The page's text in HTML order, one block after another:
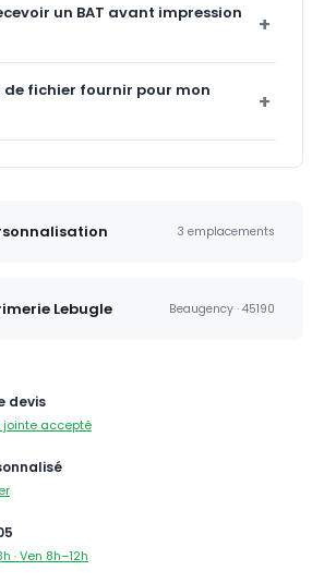
un BAT avant impression
fichier fournir pour mon
3 emplacements
Lebugle Beaugency · 45190
devis
jointe accepté
· Ven 8h–12h